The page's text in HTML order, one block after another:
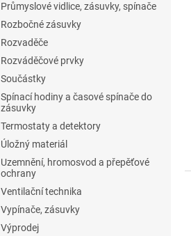
Průmyslové vidlice, zásuvky, spínače
Rozbočné zásuvky
Rozvaděče
Rozváděčové prvky
Součástky
Spínací hodiny a časové spínače do
zásuvky
Termostaty a detektory
Úložný materiál
Uzemnění, hromosvod a přepěťové
ochrany
Ventilační technika
Vypínače, zásuvky
Výprodej